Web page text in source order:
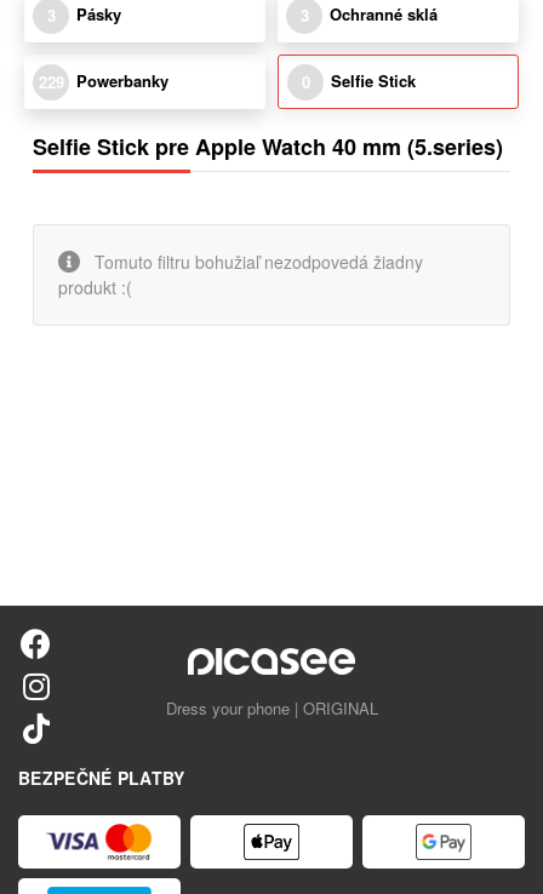
3 Pásky 3 Ochranné sklá
229 Powerbanky 0 Selfie Stick
Selfie Stick pre Apple Watch 40 mm (5.series)
Tomuto filtru bohužiaľ nezodpovedá žiadny
produkt :(
Dress your phone | ORIGINAL
BEZPEČNÉ PLATBY